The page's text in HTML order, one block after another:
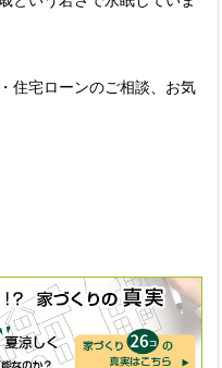
住宅ローンのご相談、お気